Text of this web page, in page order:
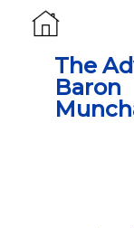
The
Baron